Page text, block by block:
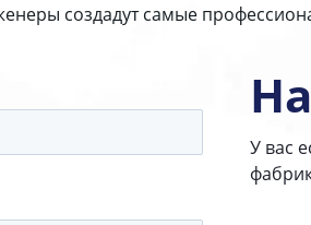
создадут самые
У вас